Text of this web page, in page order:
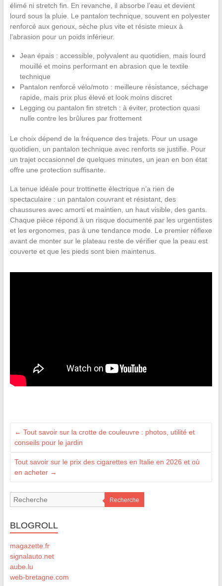
élimé ni stretch fin. En revanche, il absorbe l’eau et devient
lourd sous la pluie. Le pantalon technique, souvent en polyester
renforcé aux genoux, sèche plus vite et résiste mieux à
l’abrasion pour un poids inférieur.
Jean épais : accessible, polyvalent au quotidien, mais lourd
mouillé et moins performant en abrasion que le textile
technique
Pantalon renforcé vélo/moto : meilleure résistance, séchage
rapide, mais prix plus élevé et look moins discret
Legging ou pantalon fin stretch : à éviter, protection quasi
nulle contre les brûlures par frottement
Le choix dépend de la fréquence des trajets. Pour un usage
quotidien, un pantalon technique avec renforts se justifie. Pour
un trajet occasionnel de quelques minutes, un jean en bon état
offre une protection suffisante.
La tenue idéale pour trottinette électrique n’a rien de
spectaculaire : un pantalon couvrant et résistant, des
chaussures avec amorti et maintien, un haut visible, des gants.
Chaque pièce répond à un risque documenté par les urgentistes
et les ergonomes, pas à une tendance mode. Le premier réflexe
avant de monter sur le plateau reste de vérifier que la peau est
couverte et que les pieds sont bien maintenus.
← Tout savoir sur la crotte de couleuvre : photos, utilité et
conseils pour le jardin
Tout savoir sur le prix des cigarettes en Italie en 2026 et où
en acheter →
Recherche
BLOGROLL
magazette.fr
signalauto.net
aube.lu
web-bretagne.com